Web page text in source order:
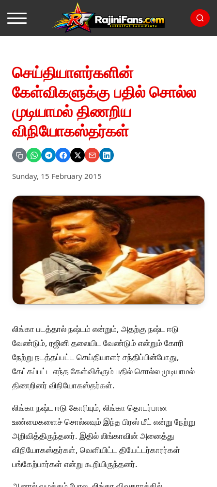
செய்தியாளர்களின்
கேள்விகளுக்கு பதில் சொல்ல
முடியாமல் திணறிய
விநியோகஸ்தர்கள்
Sunday, 15 February 2015
லிங்கா படத்தால் நஷ்டம் என்றும், அதற்கு நஷ்ட ஈடு
வேண்டும், ரஜினி தலையிட வேண்டும் என்றும் கோரி
நேற்று நடத்தப்பட்ட செய்தியாளர் சந்திப்பின்போது,
கேட்கப்பட்ட எந்த கேள்விக்கும் பதில் சொல்ல முடியாமல்
திணறினர் விநியோகஸ்தர்கள்.
லிங்கா நஷ்ட ஈடு கோரியும், லிங்கா தொடர்பான
உண்மைகளைச் சொல்லவும் இந்த பிரஸ் மீட் என்று நேற்று
அறிவித்திருந்தனர். இதில் லிங்காவின் அனைத்து
விநியோகஸ்தர்கள், வெளியிட்ட தியேட்டர்காரர்கள்
பங்கேற்பார்கள் என்று கூறியிருந்தனர்.